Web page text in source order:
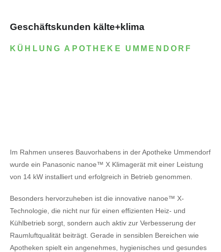
Geschäftskunden kälte+klima
KÜHLUNG APOTHEKE UMMENDORF
Im Rahmen unseres Bauvorhabens in der Apotheke Ummendorf
wurde ein Panasonic nanoe™ X Klimagerät mit einer Leistung
von 14 kW installiert und erfolgreich in Betrieb genommen.
Besonders hervorzuheben ist die innovative nanoe™ X-
Technologie, die nicht nur für einen effizienten Heiz- und
Kühlbetrieb sorgt, sondern auch aktiv zur Verbesserung der
Raumluftqualität beiträgt. Gerade in sensiblen Bereichen wie
Apotheken spielt ein angenehmes, hygienisches und gesundes